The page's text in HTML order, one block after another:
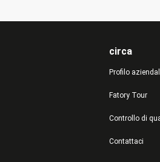
Tessuto
circa
Profilo
Fatory Tour
Controllo di
Contattaci